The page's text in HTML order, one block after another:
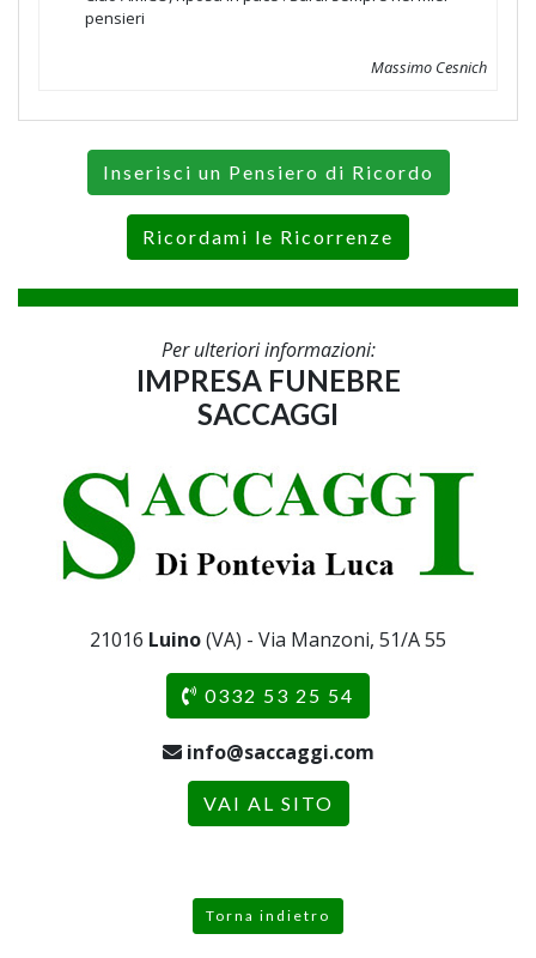
pensieri
Massimo Cesnich
Inserisci un Pensiero di Ricordo
Ricordami le Ricorrenze
Per ulteriori informazioni:
IMPRESA FUNEBRE
SACCAGGI
21016 Luino(VA) - Via Manzoni, 51/A 55
0332 53 25 54
info@saccaggi.com
VAI AL SITO
Torna indietro